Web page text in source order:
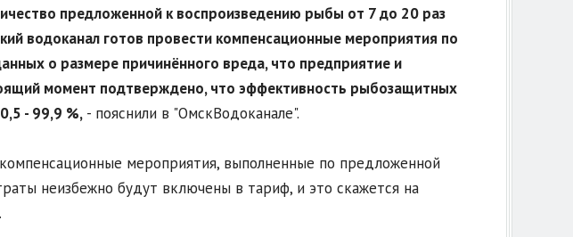
предложенной к воспроизведению рыбы от 7 до 20 раз
водоканал готов провести компенсационные мероприятия по
о размере причинённого вреда, что предприятие и
момент подтверждено, что эффективность рыбозащитных
- 99,9 %,- пояснили в "ОмскВодоканале".
мероприятия, выполненные по предложенной
неизбежно будут включены в тариф, и это скажется на